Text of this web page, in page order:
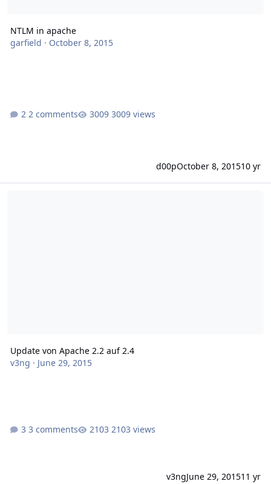
NTLM in apache
garfield · October 8, 2015
2 comments 3009 views
d00pOctober 8, 201510 yr
Update von Apache 2.2 auf 2.4
v3ng · June 29, 2015
3 comments 2103 views
v3ngJune 29, 201511 yr